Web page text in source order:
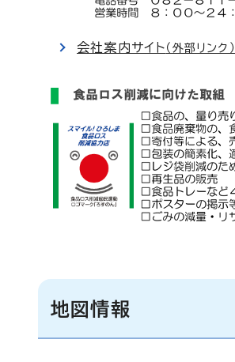
会社案内サイト （外部リンク）
地図情報